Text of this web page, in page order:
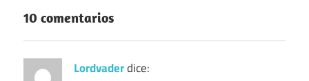
10 comentarios
Lordvaderdice: